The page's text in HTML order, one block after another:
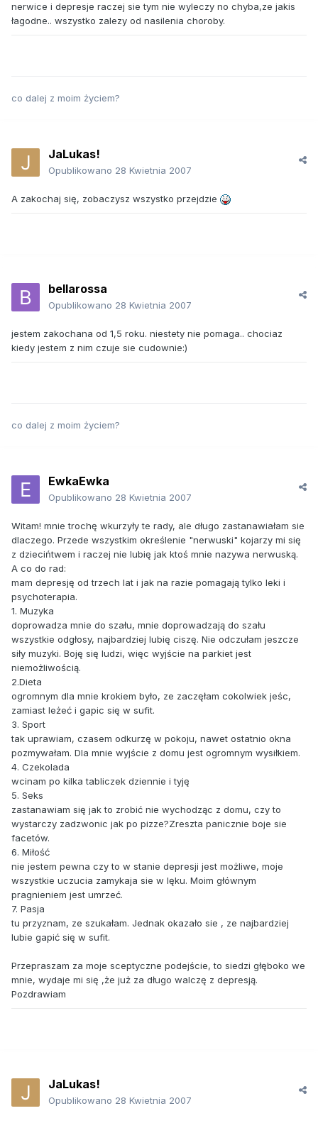
nerwice i depresje raczej sie tym nie wyleczy no chyba,ze jakis
łagodne.. wszystko zalezy od nasilenia choroby.
co dalej z moim życiem?
JaLukas!
Opublikowano 28 Kwietnia 2007
A zakochaj się, zobaczysz wszystko przejdzie
bellarossa
Opublikowano 28 Kwietnia 2007
jestem zakochana od 1,5 roku. niestety nie pomaga.. chociaz
kiedy jestem z nim czuje sie cudownie:)
co dalej z moim życiem?
EwkaEwka
Opublikowano 28 Kwietnia 2007
Witam! mnie trochę wkurzyły te rady, ale długo zastanawiałam sie
dlaczego. Przede wszystkim określenie "nerwuski" kojarzy mi się
z dziecińtwem i raczej nie lubię jak ktoś mnie nazywa nerwuską.
A co do rad:
mam depresję od trzech lat i jak na razie pomagają tylko leki i
psychoterapia.
1. Muzyka
doprowadza mnie do szału, mnie doprowadzają do szału
wszystkie odgłosy, najbardziej lubię ciszę. Nie odczułam jeszcze
siły muzyki. Boję się ludzi, więc wyjście na parkiet jest
niemożliwością.
2.Dieta
ogromnym dla mnie krokiem było, ze zaczęłam cokolwiek jeśc,
zamiast leżeć i gapic się w sufit.
3. Sport
tak uprawiam, czasem odkurzę w pokoju, nawet ostatnio okna
pozmywałam. Dla mnie wyjście z domu jest ogromnym wysiłkiem.
4. Czekolada
wcinam po kilka tabliczek dziennie i tyję
5. Seks
zastanawiam się jak to zrobić nie wychodząc z domu, czy to
wystarczy zadzwonic jak po pizze?Zreszta panicznie boje sie
facetów.
6. Miłość
nie jestem pewna czy to w stanie depresji jest możliwe, moje
wszystkie uczucia zamykaja sie w lęku. Moim głównym
pragnieniem jest umrzeć.
7. Pasja
tu przyznam, ze szukałam. Jednak okazało sie , ze najbardziej
lubie gapić się w sufit.
Przepraszam za moje sceptyczne podejście, to siedzi głęboko we
mnie, wydaje mi się ,że już za długo walczę z depresją.
Pozdrawiam
JaLukas!
Opublikowano 28 Kwietnia 2007